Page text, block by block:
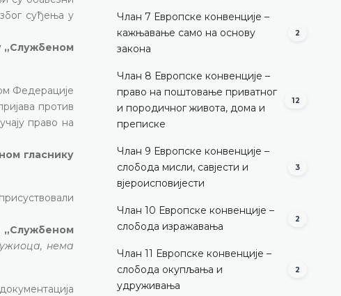
суђења у
„Службеном
Федерације
против
право на
гласнику
„Службеном
нема
Члан 7 Европске конвенције –
кажњавање само на основу
закона
2
Члан 8 Европске конвенције –
право на поштовање приватног
и породичног живота, дома и
преписке
12
Члан 9 Европске конвенције –
слобода мисли, савјести и
вјероисповијести
3
Члан 10 Европске конвенције –
слобода изражавања
2
Члан 11 Европске конвенције –
слобода окупљања и
удруживања
2